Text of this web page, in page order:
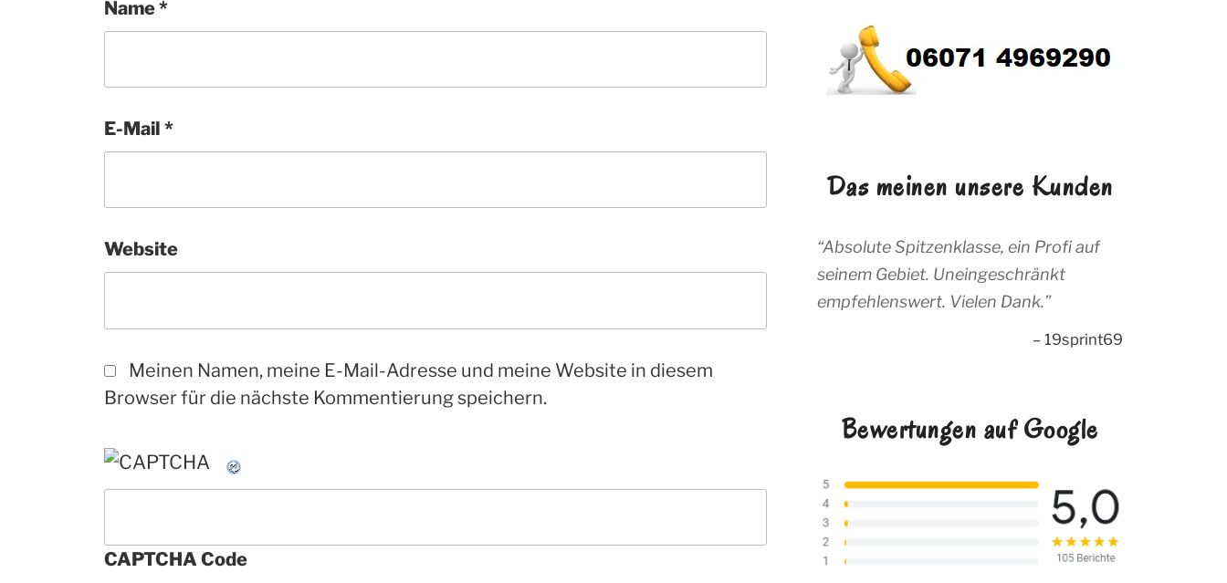
Name*
E-Mail *
Website
Meinen Namen, meine E-Mail-Adresse und meine Website in diesem
Browser für die nächste Kommentierung speichern.
CAPTCHA Code
Das meinen unsere Kunden
Absolute Spitzenklasse, ein Profi auf
seinem Gebiet. Uneingeschränkt
empfehlenswert. Vielen Dank.
19sprint69
Bewertungen auf Google